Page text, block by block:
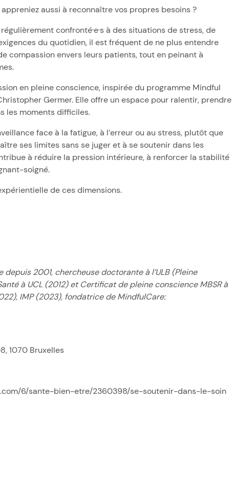
aussi à reconnaître vos propres besoins ?
confronté·e·s à des situations de stress, de
du quotidien, il est fréquent de ne plus entendre
compassion envers leurs patients, tout en peinant à
en pleine conscience, inspirée du programme Mindful
Germer. Elle offre un espace pour ralentir, prendre
les moments difficiles.
face à la fatigue, à l’erreur ou au stress, plutôt que
ses limites sans se juger et à se soutenir dans les
à réduire la pression intérieure, à renforcer la stabilité
soigné.
de ces dimensions.
2001, chercheuse doctorante à l’ULB (Pleine
à UCL (2012) et Certificat de pleine conscience MBSR à
IMP (2023), fondatrice de MindfulCare:
1070 Bruxelles
6/sante-bien-etre/2360398/se-soutenir-dans-le-soin